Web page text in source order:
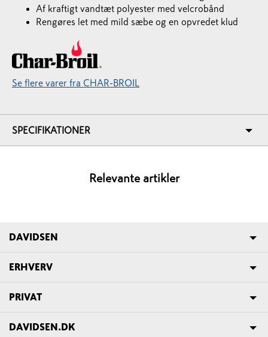
Af kraftigt vandtæt polyester med velcrobånd
Rengøres let med mild sæbe og en opvredet klud
Se flere varer fra CHAR-BROIL
SPECIFIKATIONER
Relevante artikler
DAVIDSEN
ERHVERV
PRIVAT
DAVIDSEN.DK